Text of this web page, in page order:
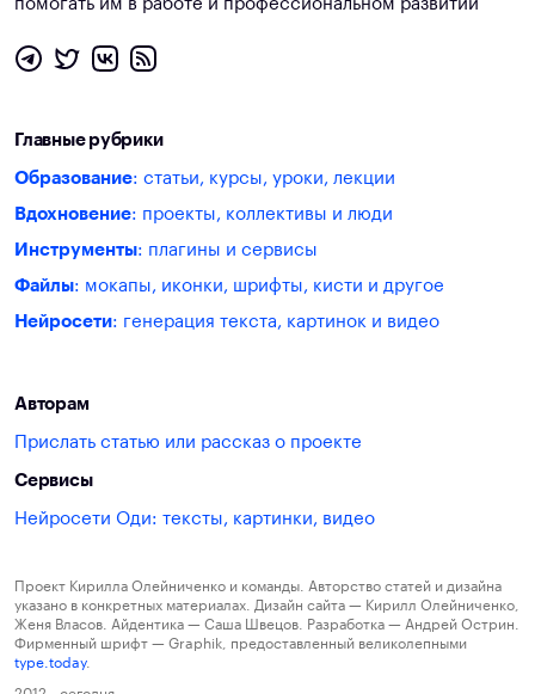
помогать им в работе и профессиональном развитии
Главные рубрики
Образование: статьи, курсы, уроки, лекции
Вдохновение: проекты, коллективы и люди
Инструменты: плагины и сервисы
Файлы: мокапы, иконки, шрифты, кисти и другое
Нейросети: генерация текста, картинок и видео
Авторам
Прислать статью или рассказ о проекте
Сервисы
Нейросети Оди: тексты, картинки, видео
Проект Кирилла Олейниченко и команды. Авторство статей и дизайна
указано в конкретных материалах. Дизайн сайта — Кирилл Олейниченко,
Женя Власов. Айдентика — Саша Швецов. Разработка — Андрей Острин.
Фирменный шрифт — Graphik, предоставленный великолепными
type.today.